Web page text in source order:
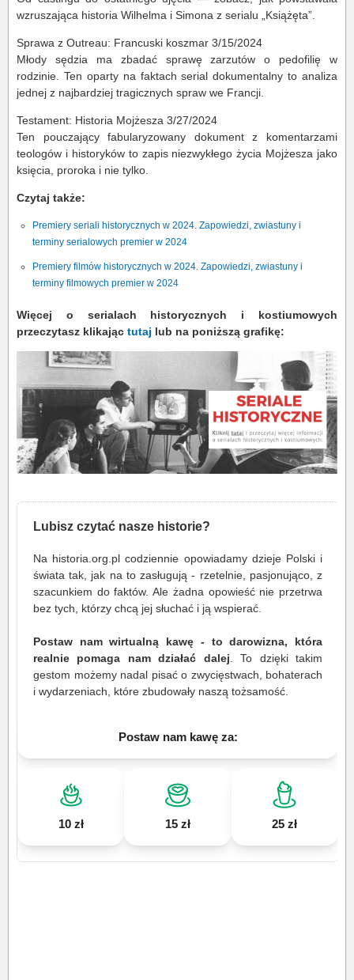
wzruszająca historia Wilhelma i Simona z serialu „Książęta”.
Sprawa z Outreau: Francuski koszmar 3/15/2024
Młody sędzia ma zbadać sprawę zarzutów o pedofilię w
rodzinie. Ten oparty na faktach serial dokumentalny to analiza
jednej z najbardziej tragicznych spraw we Francji.
Testament: Historia Mojżesza 3/27/2024
Ten pouczający fabularyzowany dokument z komentarzami
teologów i historyków to zapis niezwykłego życia Mojżesza jako
księcia, proroka i nie tylko.
Czytaj także:
Premiery seriali historycznych w 2024. Zapowiedzi, zwiastuny i
terminy serialowych premier w 2024
Premiery filmów historycznych w 2024. Zapowiedzi, zwiastuny i
terminy filmowych premier w 2024
Więcej o serialach historycznych i kostiumowych
przeczytasz klikając tutaj lub na poniższą grafikę:
Lubisz czytać nasze historie?
Na historia.org.pl codziennie opowiadamy dzieje Polski i
świata tak, jak na to zasługują - rzetelnie, pasjonująco, z
szacunkiem do faktów. Ale żadna opowieść nie przetrwa
bez tych, którzy chcą jej słuchać i ją wspierać.
Postaw nam wirtualną kawę - to darowizna, która
realnie pomaga nam działać dalej . To dzięki takim
gestom możemy nadal pisać o zwycięstwach, bohaterach
i wydarzeniach, które zbudowały naszą tożsamość.
Postaw nam kawę za:
10 zł 15 zł 25 zł